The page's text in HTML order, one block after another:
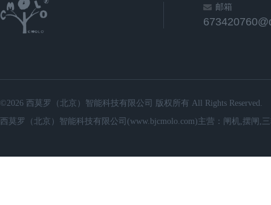
邮箱
©2026 西莫罗（北京）智能科技有限公司 版权所有 All Rights Reserved.
西莫罗（北京）智能科技有限公司(www.bjcmolo.com)主营：闸机,摆闸,